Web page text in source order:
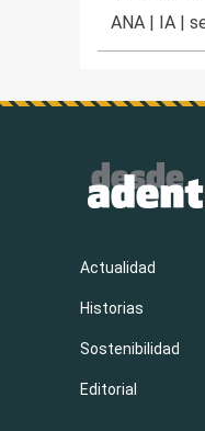
ANA | IA |
Actualidad
Historias
Sostenibilidad
Editorial